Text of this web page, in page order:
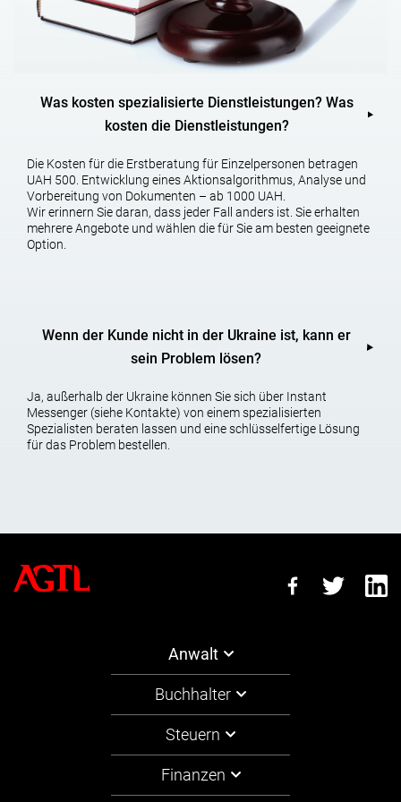
Abspielen und kopieren
Verteilung der Arbeit;
Einfuhr von Kopien des Werks;
Öffentliche Ausstellung, Reproduktion und Darstellung des Werkes;
Korrektur, Ergänzung und Überarbeitung der Arbeit;
Öffentlich-rechtliche Übertragung des Werkes.
Diese Liste ist nicht erschöpfend.
WARNMARKIERUNGEN
der aus drei Elementen besteht:
Der Name des Urheberrechtsinhabers
Das Jahr der ersten Veröffentlichung des Werkes.
Unterdrückung von Urheberrechtsverletzungen und
Was kosten spezialisierte Dienstleistungen? Was
kosten die Dienstleistungen?
Die Kosten für die Erstberatung für Einzelpersonen betragen
UAH 500. Entwicklung eines Aktionsalgorithmus, Analyse und
Vorbereitung von Dokumenten – ab 1000 UAH.
Wir erinnern Sie daran, dass jeder Fall anders ist. Sie erhalten
mehrere Angebote und wählen die für Sie am besten geeignete
Option.
Wenn der Kunde nicht in der Ukraine ist, kann er
sein Problem lösen?
Ja, außerhalb der Ukraine können Sie sich über Instant
Messenger (siehe Kontakte) von einem spezialisierten
Spezialisten beraten lassen und eine schlüsselfertige Lösung
für das Problem bestellen.
Anwalt
Buchhalter
Steuern
Finanzen